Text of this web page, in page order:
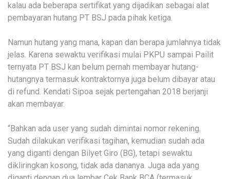
kalau ada beberapa sertifikat yang dijadikan sebagai alat
pembayaran hutang PT BSJ pada pihak ketiga.
Namun hutang yang mana, kapan dan berapa jumlahnya tidak
jelas. Karena sewaktu verifikasi mulai PKPU sampai Pailit
ternyata PT BSJ kan belum pernah membayar hutang-
hutangnya termasuk kontraktornya juga belum dibayar atau
di refund. Kendati Sipoa sejak pertengahan 2018 berjanji
akan membayar.
“Bahkan ada user yang sudah dimintai nomor rekening.
Sudah dilakukan verifikasi tagihan, kemudian sudah ada
yang diganti dengan Bilyet Giro (BG), tetapi sewaktu
dikliringkan kosong, tidak ada dananya. Juga ada yang